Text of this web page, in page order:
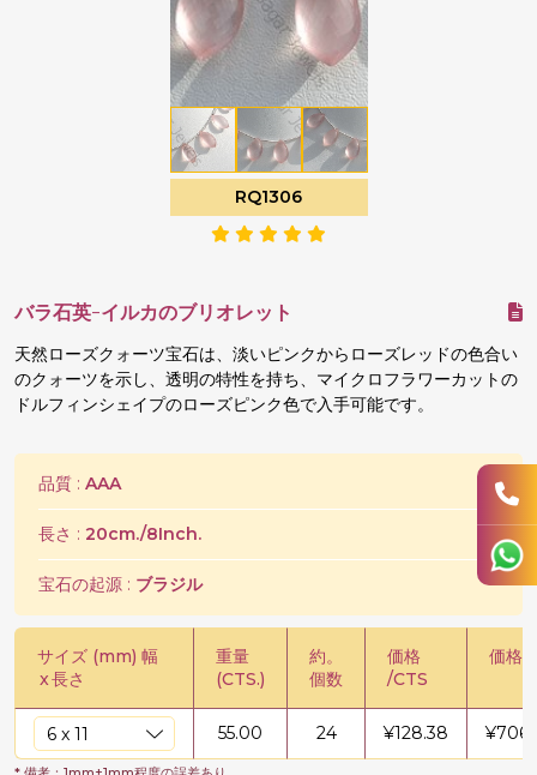
RQ1306
バラ石英-イルカのブリオレット
天然ローズクォーツ宝石は、淡いピンクからローズレッドの色合い
のクォーツを示し、透明の特性を持ち、マイクロフラワーカットの
ドルフィンシェイプのローズピンク色で入手可能です。
品質 : AAA
長さ : 20cm./8Inch.
宝石の起源 : ブラジル
サイズ (mm) 幅
x長さ
重量
(CTS.)
約。
個数
価格
/CTS
価格 /
55.00 24 ¥128.38 ¥